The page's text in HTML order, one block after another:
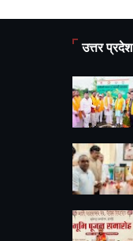
उत्तर प्रदेश